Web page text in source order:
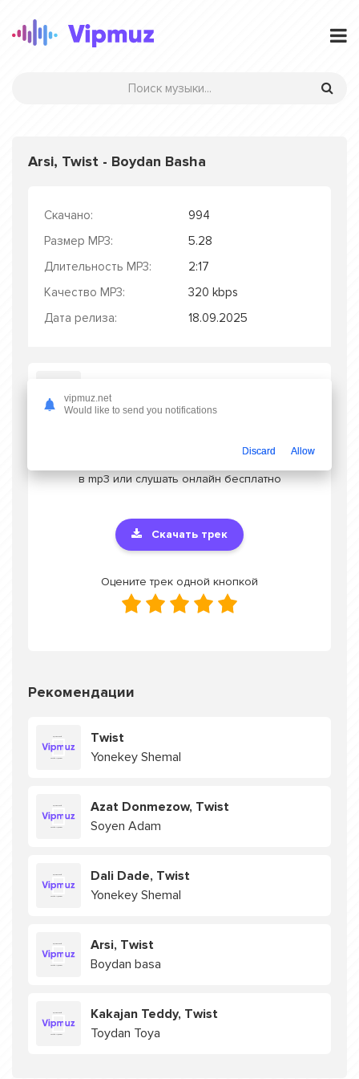
Arsi, Twist - Boydan Basha
Скачано:
994
Размер MP3:
5.28
Длительность MP3:
2:17
Качество MP3:
320 kbps
Дата релиза:
18.09.2025
Слушать Arsi, Twist - Boydan Basha
в mp3 или слушать онлайн бесплатно
Скачать трек
Оцените трек одной кнопкой
Рекомендации
Twist
Yonekey Shemal
Azat Donmezow, Twist
Soyen Adam
Dali Dade, Twist
Yonekey Shemal
Arsi, Twist
Boydan basa
Kakajan Teddy, Twist
Toydan Toya
vipmuz.net
Would like to send you notifications
Discard Allow